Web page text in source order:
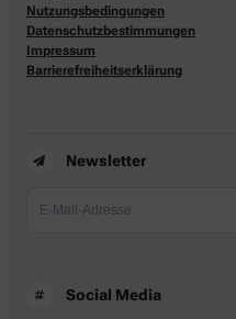
Nutzungsbedingungen
Datenschutzbestimmungen
Impressum
Barrierefreiheitserklärung
Newsletter
Social Media